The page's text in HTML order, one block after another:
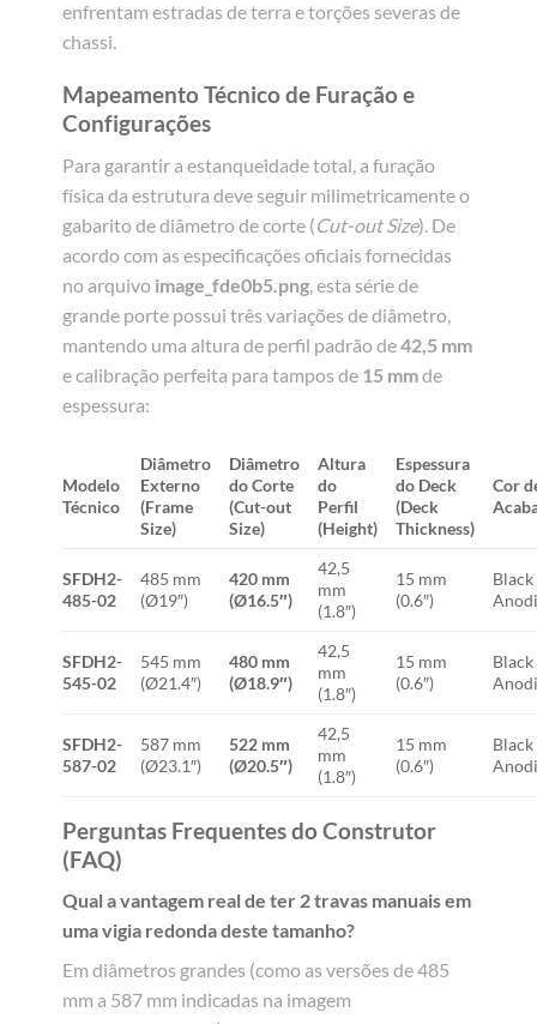
enfrentam estradas de terra e torções severas de
chassi.
Mapeamento Técnico de Furação e
Configurações
Para garantir a estanqueidade total, a furação
física da estrutura deve seguir milimetricamente o
gabarito de diâmetro de corte (Cut-out Size). De
acordo com as especificações oficiais fornecidas
no arquivo image_fde0b5.png, esta série de
grande porte possui três variações de diâmetro,
mantendo uma altura de perfil padrão de42,5 mm
e calibração perfeita para tampos de 15 mmde
espessura:
Modelo
Técnico
Diâmetro
Externo
(Frame
Size)
Diâmetro
do Corte
(Cut-out
Size)
Altura
do
Perfil
(Height)
Espessura
do Deck
(Deck
Thickness)
Cor
SFDH2-
485-02
485 mm
(Ø19″)
420 mm
(Ø16.5″)
42,5
mm
(1.8″)
15 mm
(0.6″)
SFDH2-
545-02
545 mm
(Ø21.4″)
480 mm
(Ø18.9″)
42,5
mm
(1.8″)
15 mm
(0.6″)
SFDH2-
587-02
587 mm
(Ø23.1″)
522 mm
(Ø20.5″)
42,5
mm
(1.8″)
15 mm
(0.6″)
Perguntas Frequentes do Construtor
(FAQ)
Qual a vantagem real de ter 2 travas manuais em
uma vigia redonda deste tamanho?
Em diâmetros grandes (como as versões de 485
mm a 587 mm indicadas na imagem